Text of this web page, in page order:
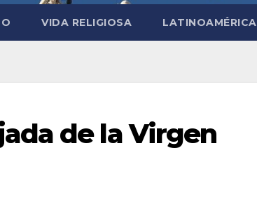
VIDA RELIGIOSA LATINOAMÉRICA
de la Virgen